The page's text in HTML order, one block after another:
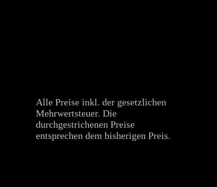
Alle Preise inkl. der gesetzlichen
Mehrwertsteuer. Die
durchgestrichenen Preise
entsprechen dem bisherigen Preis.